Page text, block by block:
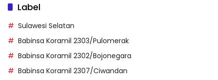
Label
Sulawesi Selatan
Babinsa Koramil 2303/Pulomerak
Babinsa Koramil 2302/Bojonegara
Babinsa Koramil 2307/Ciwandan